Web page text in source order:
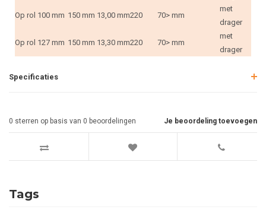
Op rol 100 mm 150 mm 13,00 mm220 70> mm
met
drager
Op rol 127 mm 150 mm 13,30 mm220 70> mm
met
drager
Specificaties
Je beoordeling toevoegen
0 sterren op basis van 0 beoordelingen
Tags